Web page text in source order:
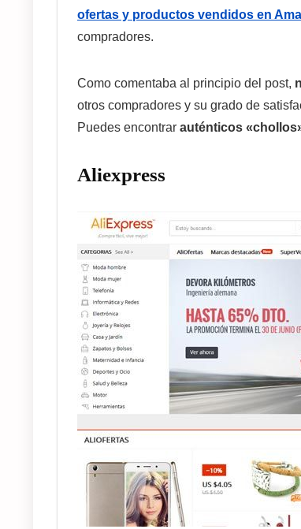
ofertas y productos vendidos en
compradores.
Como comentaba al principio del post,
otros compradores y su grado de
Puedes encontrar auténticos
Aliexpress